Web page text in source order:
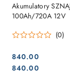
Akumulatory
100Ah/720A 12V
(0)
Cena:
840.00
Cena:
840.00